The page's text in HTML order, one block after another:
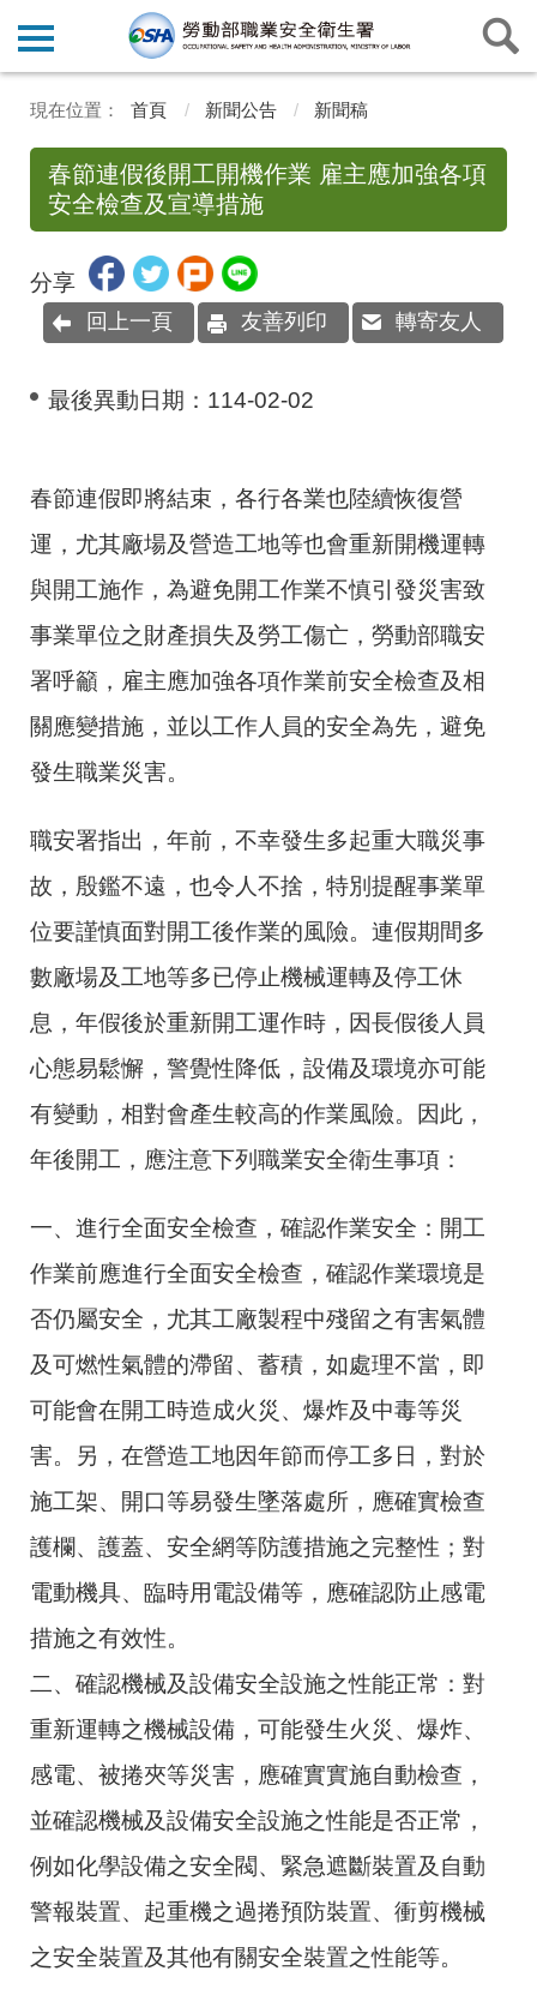
首頁 新聞公告 新聞稿
春節連假後開工開機作業 雇主應加強各項
安全檢查及宣導措施
分享
回上一頁 友善列印 轉寄友人
最後異動日期： 114-02-02
春節連假即將結束，各行各業也陸續恢復營
運，尤其廠場及營造工地等也會重新開機運轉
與開工施作，為避免開工作業不慎引發災害致
事業單位之財產損失及勞工傷亡，勞動部職安
署呼籲，雇主應加強各項作業前安全檢查及相
關應變措施，並以工作人員的安全為先，避免
發生職業災害。
職安署指出，年前，不幸發生多起重大職災事
故，殷鑑不遠，也令人不捨，特別提醒事業單
位要謹慎面對開工後作業的風險。連假期間多
數廠場及工地等多已停止機械運轉及停工休
息，年假後於重新開工運作時，因長假後人員
心態易鬆懈，警覺性降低，設備及環境亦可能
有變動，相對會產生較高的作業風險。因此，
年後開工，應注意下列職業安全衛生事項：
一、進行全面安全檢查，確認作業安全：開工
作業前應進行全面安全檢查，確認作業環境是
否仍屬安全，尤其工廠製程中殘留之有害氣體
及可燃性氣體的滯留、蓄積，如處理不當，即
可能會在開工時造成火災、爆炸及中毒等災
害。另，在營造工地因年節而停工多日，對於
施工架、開口等易發生墜落處所，應確實檢查
護欄、護蓋、安全網等防護措施之完整性；對
電動機具、臨時用電設備等，應確認防止感電
措施之有效性。
二、確認機械及設備安全設施之性能正常：對
重新運轉之機械設備，可能發生火災、爆炸、
感電、被捲夾等災害，應確實實施自動檢查，
並確認機械及設備安全設施之性能是否正常，
例如化學設備之安全閥、緊急遮斷裝置及自動
警報裝置、起重機之過捲預防裝置、衝剪機械
之安全裝置及其他有關安全裝置之性能等。